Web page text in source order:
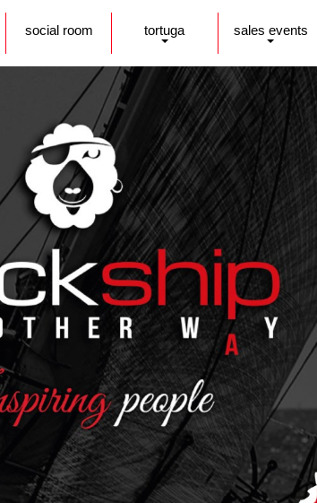
social room tortuga sales events